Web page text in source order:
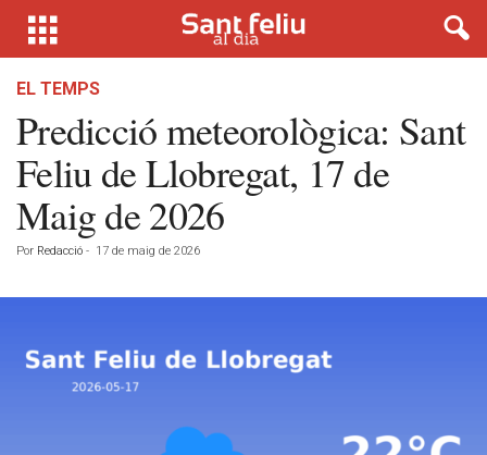
EL TEMPS
Predicció meteorològica: Sant
Feliu de Llobregat, 17 de
Maig de 2026
Por Redacció - 17 de maig de 2026